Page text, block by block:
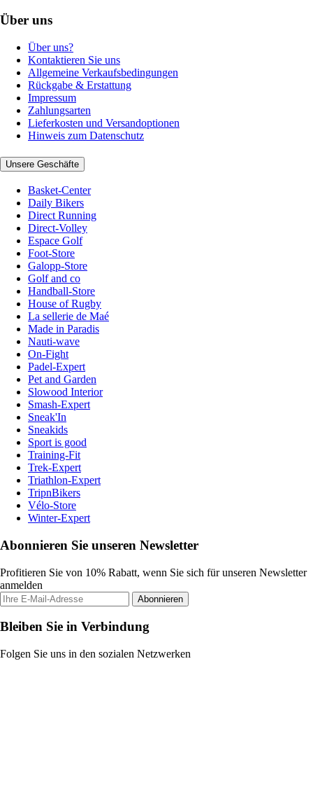
Über uns
Über uns?
Kontaktieren Sie uns
Allgemeine Verkaufsbedingungen
Rückgabe & Erstattung
Impressum
Zahlungsarten
Lieferkosten und Versandoptionen
Hinweis zum Datenschutz
Unsere Geschäfte
Basket-Center
Daily Bikers
Direct Running
Direct-Volley
Espace Golf
Foot-Store
Galopp-Store
Golf and co
Handball-Store
House of Rugby
La sellerie de Maé
Made in Paradis
Nauti-wave
On-Fight
Padel-Expert
Pet and Garden
Slowood Interior
Smash-Expert
Sneak'In
Sneakids
Sport is good
Training-Fit
Trek-Expert
Triathlon-Expert
TripnBikers
Vélo-Store
Winter-Expert
Abonnieren Sie unseren Newsletter
Profitieren Sie von 10% Rabatt, wenn Sie sich für unseren Newsletter
anmelden
Abonnieren
Bleiben Sie in Verbindung
Folgen Sie uns in den sozialen Netzwerken